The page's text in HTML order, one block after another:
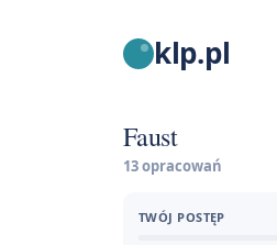
klp.pl
Faust
13 opracowań
TWÓJ POSTĘP